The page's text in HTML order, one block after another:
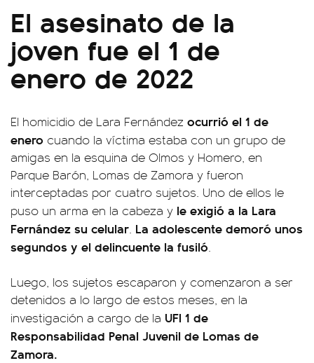
El asesinato de la
joven fue el 1 de
enero de 2022
El homicidio de Lara Fernández ocurrió el 1 de
enero cuando la víctima estaba con un grupo de
amigas en la esquina de Olmos y Homero, en
Parque Barón, Lomas de Zamora y fueron
interceptadas por cuatro sujetos. Uno de ellos le
puso un arma en la cabeza y le exigió a la Lara
Fernández su celular. La adolescente demoró unos
segundos y el delincuente la fusiló.
Luego, los sujetos escaparon y comenzaron a ser
detenidos a lo largo de estos meses, en la
investigación a cargo de la UFI 1 de
Responsabilidad Penal Juvenil de Lomas de
Zamora.